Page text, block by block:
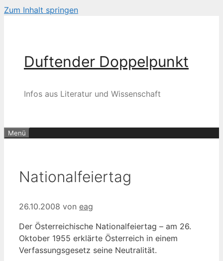
Zum Inhalt springen
Duftender Doppelpunkt
Infos aus Literatur und Wissenschaft
Menü
Nationalfeiertag
26.10.2008 von eag
Der Österreichische Nationalfeiertag – am 26.
Oktober 1955 erklärte Österreich in einem
Verfassungsgesetz seine Neutralität.